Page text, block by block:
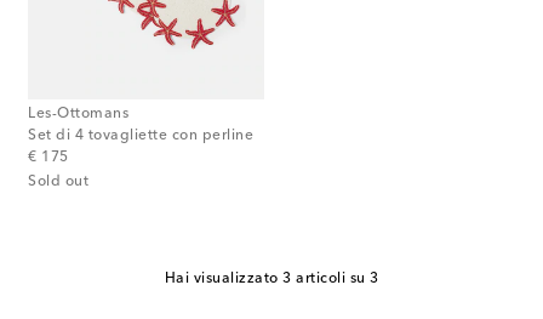
Les-Ottomans
Set di 4 tovagliette con perline
€ 175
original price
Sold out
Hai visualizzato 3 articoli su 3